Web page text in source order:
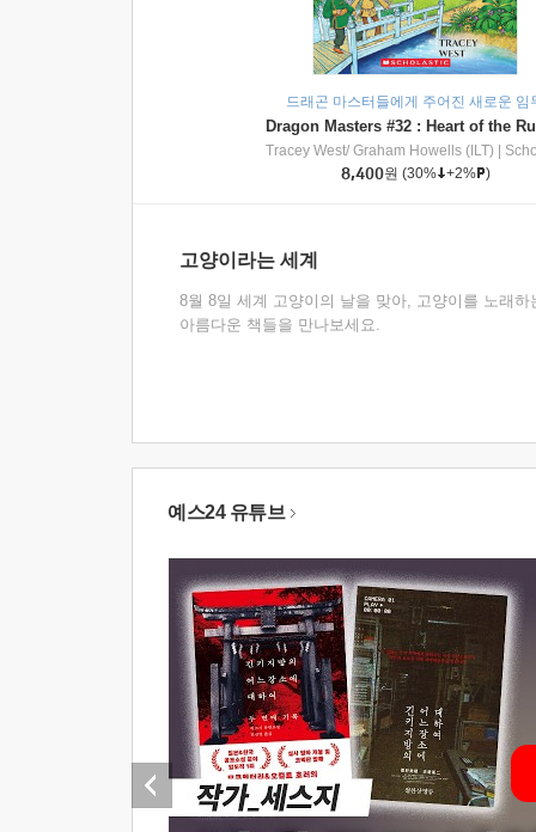
드래곤 마스터들에게 주어진 새로운 임
Tracey West/ Graham Howells (ILT)
8,400원 (30% +2% )
고양이라는 세계
8월 8일 세계 고양이의 날을 맞아, 고양이를 노래하
아름다운 책들을 만나보세요.
예스24 유튜브